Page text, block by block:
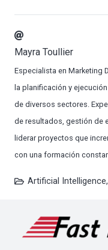
Mayra Toullier
Especialista en Marketing
la planificación y
de diversos sectores.
de resultados, gestión de
liderar proyectos que
con una formación
Artificial Intelligence,